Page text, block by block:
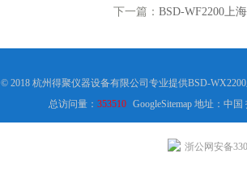
下一篇： BSD-WF2200上
© 2018 杭州得聚仪器设备有限公司专业提供BSD-
总访问量：353510 GoogleSitemap地址：中国
浙公网安备